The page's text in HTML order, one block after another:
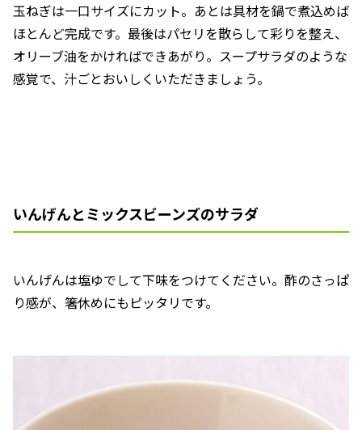
玉ねぎは一口サイズにカット。あとは具材を鍋で煮込めば
ほとんど完成です。最後はパセリを散らして彩りを整え、
オリーブ油をかければできあがり。スープサラダのような
感覚で、汁ごとおいしくいただきましょう。
いんげんとミックスビーンズのサラダ
いんげんは塩ゆでして下味をつけてください。酢のさっぱ
り感が、箸休めにもピッタリです。